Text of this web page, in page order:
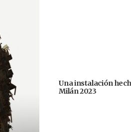
Una instalación
Milán 2023